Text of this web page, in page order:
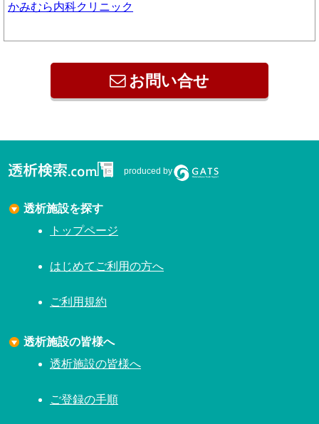
かみむら内科クリニック
お問い合せ
produced by
透析施設を探す
トップページ
はじめてご利用の方へ
ご利用規約
透析施設の皆様へ
透析施設の皆様へ
ご登録の手順